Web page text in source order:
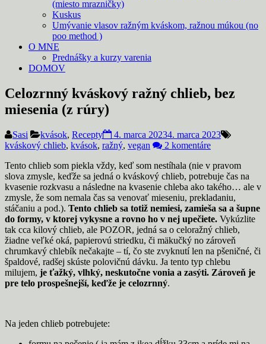
(miesto mrazničky)
Kuskus
Umývanie vlasov ražným kváskom, ražnou múkou (no
poo method )
O MNE
Prednášky a kurzy varenia
DOMOV
Celozrnný kváskový ražný chlieb, bez
miesenia (z rúry)
Sasi kvások, Recepty 4. marca 20234. marca 2023
kváskový chlieb, kvások, ražný, vegan
2 komentáre
Tento chlieb som piekla vždy, keď som nestíhala (nie v pravom
slova zmysle, keďže sa jedná o kváskový chlieb, potrebuje čas na
kvasenie rozkvasu a následne na kvasenie chleba ako takého… ale v
zmysle, že som nemala čas sa venovať mieseniu, prekladaniu,
stáčaniu a pod.). Tento chlieb sa totiž nemiesi, zamieša sa a šupne
do formy, v ktorej vykysne a rovno ho v nej upečiete. Vykúzlite
tak cca kilový chlieb, ale POZOR, jedná sa o celoražný chlieb,
žiadne veľké oká, papierovú striedku, či mäkučký no zároveň
chrumkavý chlebík nečakajte – tí, čo ste zvyknutí len na pšeničné, či
špaldové, radšej skúste polovičnú dávku. Ja tento typ chlebu
milujem, je ťažký, vlhký, neskutočne vonia a zasýti. Zároveň je
pre telo prospešnejší, keďže je celozrnný.
Na jeden chlieb potrebujete: